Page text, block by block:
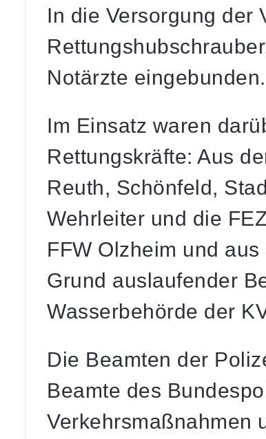
In die Versorgung der
Notärzte eingebunden.
Im Einsatz waren
Rettungskräfte: Aus
Reuth, Schönfeld,
Wehrleiter und die
FFW Olzheim und
Grund auslaufender
Wasserbehörde der
Die Beamten der
Beamte des
Verkehrsmaßnahmen